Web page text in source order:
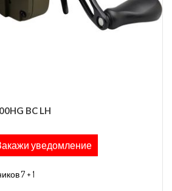
BC LH
уведомление
7 + 1